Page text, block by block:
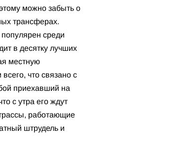
можно забыть о
трансферах.
среди
в десятку лучших
местную
что связано с
приехавший на
с утра его ждут
работающие
штрудель и